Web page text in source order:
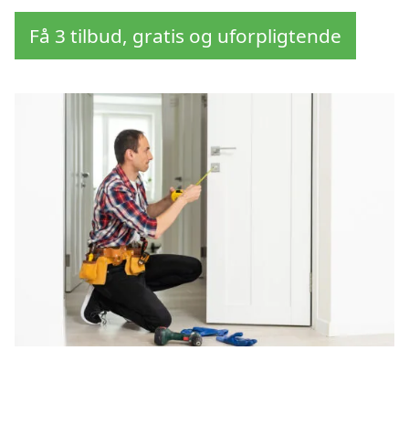
Få 3 tilbud, gratis og uforpligtende